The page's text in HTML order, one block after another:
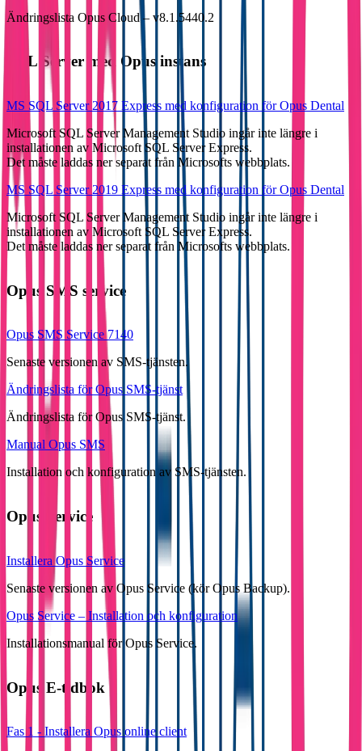
Ändringslista Opus Cloud – v8.1.5440.2
SQL Server med Opus instans
MS SQL Server 2017 Express med konfiguration för Opus Dental
Microsoft SQL Server Management Studio ingår inte längre i
installationen av Microsoft SQL Server Express.
Det måste laddas ner separat från Microsofts webbplats.
MS SQL Server 2019 Express med konfiguration för Opus Dental
Microsoft SQL Server Management Studio ingår inte längre i
installationen av Microsoft SQL Server Express.
Det måste laddas ner separat från Microsofts webbplats.
Opus SMS service
Opus SMS Service 7140
Senaste versionen av SMS-tjänsten.
Ändringslista för Opus SMS-tjänst
Ändringslista för Opus SMS-tjänst.
Manual Opus SMS
Installation och konfiguration av SMS-tjänsten.
Opus Service
Installera Opus Service
Senaste versionen av Opus Service (kör Opus Backup).
Opus Service – Installation och konfiguration
Installationsmanual för Opus Service.
Opus E-tidbok
Fas 1 - Installera Opus online client